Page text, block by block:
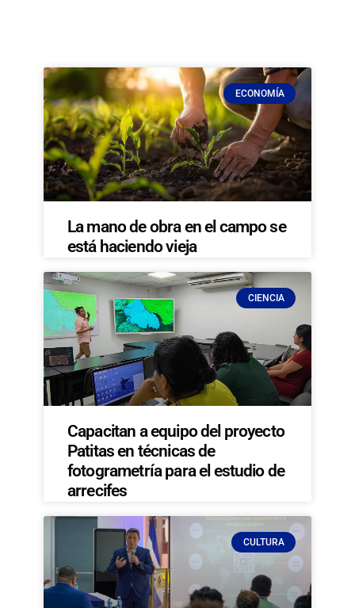
ECONOMÍA
La mano de obra en el campo se
está haciendo vieja
CIENCIA
Capacitan a equipo del proyecto
Patitas en técnicas de
fotogrametría para el estudio de
arrecifes
CULTURA